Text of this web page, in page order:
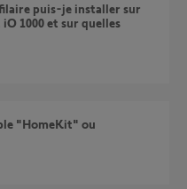
1000 et sur quelles